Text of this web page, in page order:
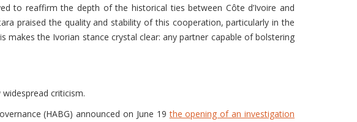
to reaffirm the depth of the historical ties between Côte d’Ivoire and
praised the quality and stability of this cooperation, particularly in the
the Ivorian stance crystal clear: any partner capable of bolstering
criticism.
(HABG) announced on June 19the opening of an investigation